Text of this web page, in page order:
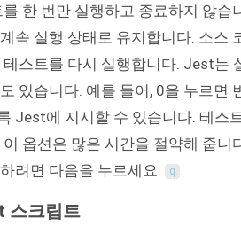
한 번만 실행하고 종료하지 않습
속 실행 상태로 유지합니다. 소스
테스트를 다시 실행합니다. Jest는
있습니다. 예를 들어, 0을 누르면
Jest에 지시할 수 있습니다. 테스
이 옵션은 많은 시간을 절약해 줍니
려면 다음을 누르세요.
q .
스크립트